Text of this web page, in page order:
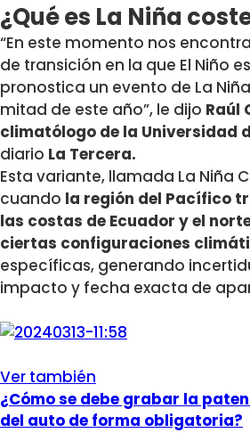
¿Qué es La Niña
“En este momento nos
de transición en la que El Niño
pronostica un evento de La
mitad de este año”, le dijo Raúl
climatólogo de la Universidad
diario La Tercera.
Esta variante, llamada La Niña
cuando la región del Pacífico
las costas de Ecuador y el
ciertas configuraciones
específicas, generando
impacto y fecha exacta de
Ver también
¿Cómo se debe grabar la
del auto de forma obligatoria?